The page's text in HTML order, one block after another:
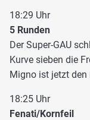
18:29 Uhr
5 Runden
Der Super-GAU
Kurve sieben die
Migno ist jetzt den
18:25 Uhr
Fenati/Kornfeil